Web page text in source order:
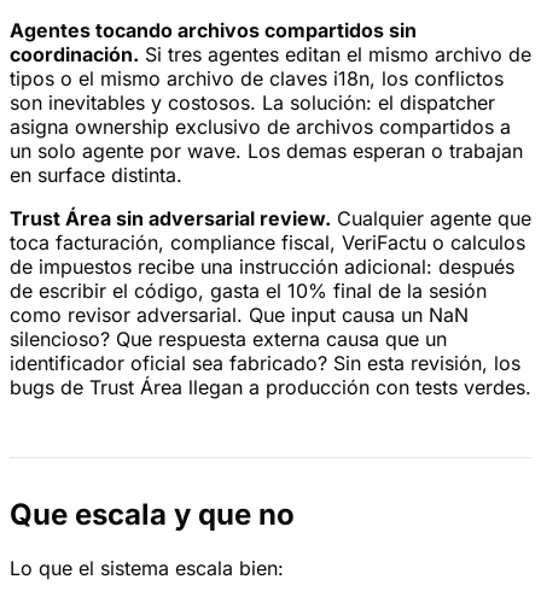
Agentes tocando archivos compartidos sin
coordinación. Si tres agentes editan el mismo archivo de
tipos o el mismo archivo de claves i18n, los conflictos
son inevitables y costosos. La solución: el dispatcher
asigna ownership exclusivo de archivos compartidos a
un solo agente por wave. Los demas esperan o trabajan
en surface distinta.
Trust Área sin adversarial review. Cualquier agente que
toca facturación, compliance fiscal, VeriFactu o calculos
de impuestos recibe una instrucción adicional: después
de escribir el código, gasta el 10% final de la sesión
como revisor adversarial. Que input causa un NaN
silencioso? Que respuesta externa causa que un
identificador oficial sea fabricado? Sin esta revisión, los
bugs de Trust Área llegan a producción con tests verdes.
Que escala y que no
Lo que el sistema escala bien: